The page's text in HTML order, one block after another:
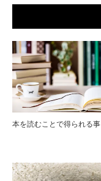
本を読むことで得られる事